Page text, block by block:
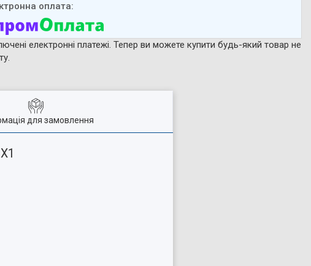
електронні платежі. Тепер ви можете купити будь-який товар не
для замовлення